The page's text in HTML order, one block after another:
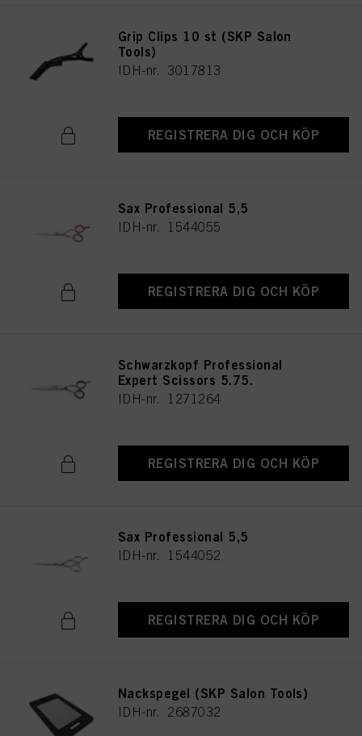
Grip Clips 10 st (SKP Salon
Tools)
IDH-nr. 3017813
REGISTRERA DIG OCH KÖP
Sax Professional 5,5
IDH-nr. 1544055
REGISTRERA DIG OCH KÖP
Schwarzkopf Professional
Expert Scissors 5.75.
IDH-nr. 1271264
REGISTRERA DIG OCH KÖP
Sax Professional 5,5
IDH-nr. 1544052
REGISTRERA DIG OCH KÖP
Nackspegel (SKP Salon Tools)
IDH-nr. 2687032